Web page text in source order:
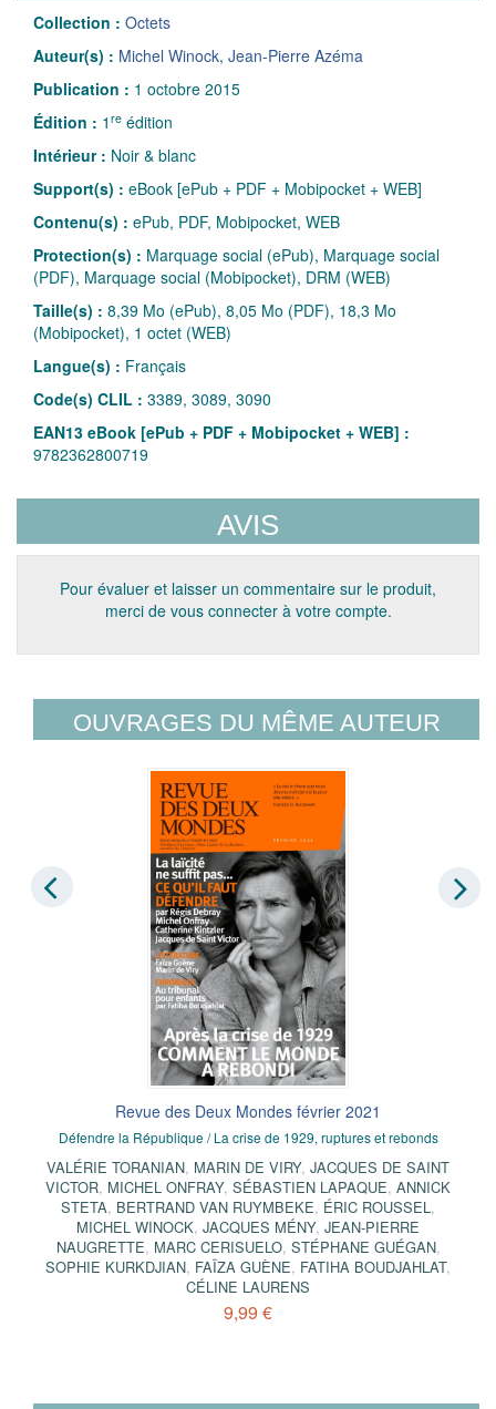
Collection : Octets
Auteur(s) : Michel Winock, Jean-Pierre Azéma
Publication : 1 octobre 2015
Édition : 1 re édition
Intérieur : Noir & blanc
Support(s) : eBook [ePub + PDF + Mobipocket + WEB]
Contenu(s) : ePub, PDF, Mobipocket, WEB
Protection(s) : Marquage social (ePub), Marquage social
(PDF), Marquage social (Mobipocket), DRM (WEB)
Taille(s) : 8,39 Mo (ePub), 8,05 Mo (PDF), 18,3 Mo
(Mobipocket), 1 octet (WEB)
Langue(s) : Français
Code(s) CLIL : 3389, 3089, 3090
EAN13 eBook [ePub + PDF + Mobipocket + WEB] :
9782362800719
AVIS
Pour évaluer et laisser un commentaire sur le produit,
merci de vous connecter à votre compte.
OUVRAGES DU MÊME AUTEUR
Revue des Deux Mondes février 2021
Défendre la République / La crise de 1929, ruptures et rebonds
VALÉRIE TORANIAN, MARIN DE VIRY, JACQUES DE SAINT
VICTOR, MICHEL ONFRAY, SÉBASTIEN LAPAQUE, ANNICK
STETA, BERTRAND VAN RUYMBEKE, ÉRIC ROUSSEL,
MICHEL WINOCK, JACQUES MÉNY, JEAN-PIERRE
NAUGRETTE, MARC CERISUELO, STÉPHANE GUÉGAN,
SOPHIE KURKDJIAN, FAÏZA GUÈNE, FATIHA BOUDJAHLAT,
CÉLINE LAURENS
9,99 €